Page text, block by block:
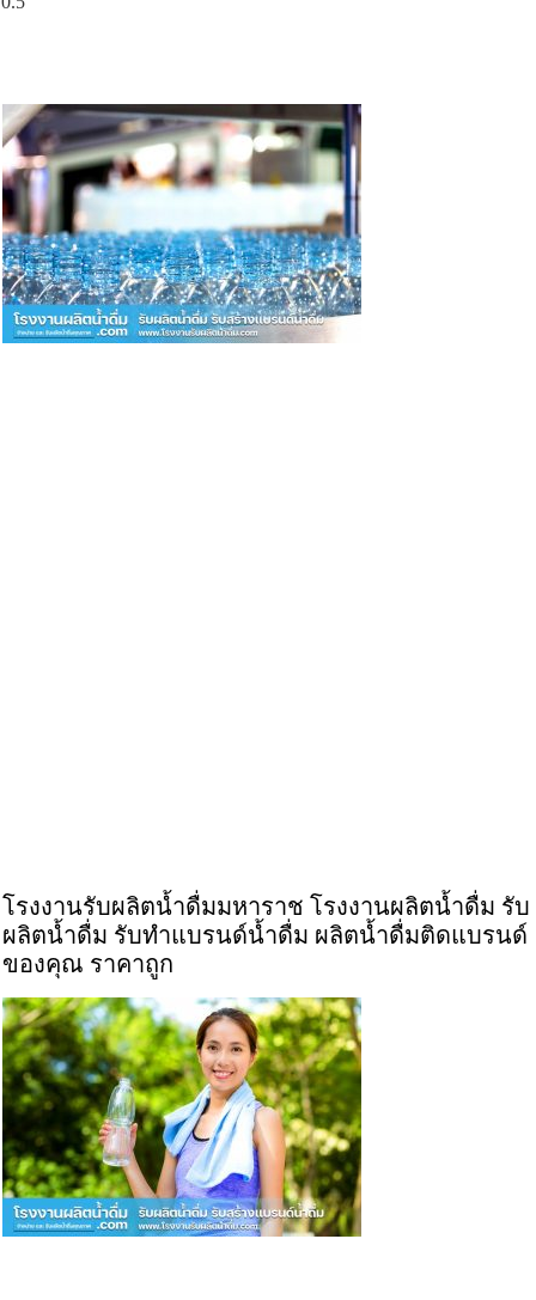
โรงงานรับผลิตน้ำดื่มมหาราช โรงงานผลิตน้ำดื่ม รับ
ผลิตน้ำดื่ม รับทำแบรนด์น้ำดื่ม ผลิตน้ำดื่มติดแบรนด์
ของคุณ ราคาถูก